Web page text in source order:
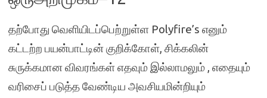
தற்போது வெளியிடப்பெற்றுள்ள Polyfire’s எனும்
கட்டற்ற பயன்பாட்டின் குறிக்கோள், சிக்கலின்
சுருக்கமான விவரங்கள் எதவும் இல்லாமலும் , எதையும்
வரிசைப் படுத்த வேண்டிய அவசியமின்றியும்